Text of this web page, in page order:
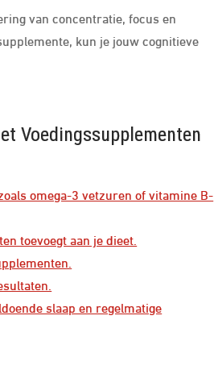
van concentratie, focus en
kun je jouw cognitieve
Voedingssupplementen
omega-3 vetzuren of vitamine B-
toevoegt aan je dieet.
slaap en regelmatige